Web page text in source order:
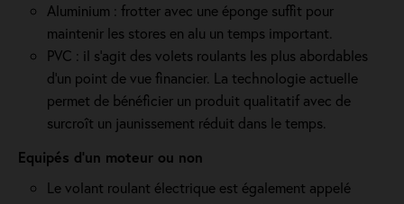
Aluminium : frotter avec une éponge suffit pour
maintenir les stores en alu un temps important.
PVC : il s'agit des volets roulants les plus abordables
d'un point de vue financier. La technologie actuelle
permet de bénéficier un produit qualitatif avec de
surcroît un jaunissement réduit dans le temps.
Equipés d'un moteur ou non
Le volant roulant électrique est également appelé